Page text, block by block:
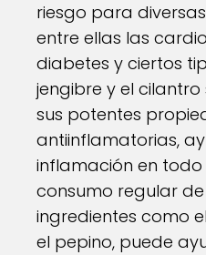
riesgo para
entre ellas las
diabetes y ciertos
jengibre y el
sus potentes
antiinflamatorias,
inflamación en todo
consumo regular
ingredientes como
el pepino, puede